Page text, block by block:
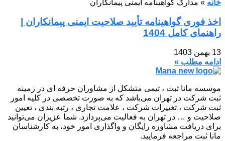
خانه » مدارک گواهینامه ایمنی پیمانکاران
اخذ فوری گواهینامه تأیید صلاحیت ایمنی پیمانکاران |
راهنمای کامل 1404
13 بهمن 1403
ادامه مطلب »
موسسه مانا ثبت ، تیمی متشکل از مشاوران حرفه ای در زمینه
ثبت شرکت در تهران می‌باشد که به صورت تخصصی در کلیه امور
ثبت شرکت ، تغییرات شرکت ، علامت تجاری ، رتبه بندی ، تعیین
صلاحیت و … در تهران به فعالیت می‌پردازد. شما عزیزان می‌توانید
برای دریافت مشاوره رایگان و واگذاری امور خود، به کارشناسان
مانا ثبت مراجعه فرمایید.